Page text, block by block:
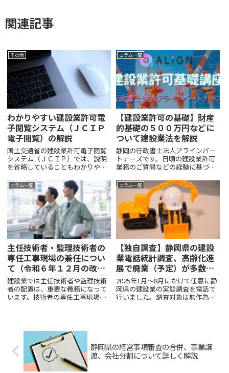
関連記事
その他
わかりやすい建設業許可電
子閲覧システム（ＪＣＩＰ
電子閲覧）の解説
国土交通省の建設業許可電子閲覧
システム（ＪＣＩＰ）では、説明
を省略していることもわかりやす
ステムは、建設業許可の電子申請
するだけでなくて、閲覧もできま
す。閲覧目的は、建設業者の施工
能力、施工実績、経営内容など
で...
コラム一覧
【建設業許可の基礎】財産
的基礎の５００万円などに
ついて建設業法を解説
静岡の行政書士法人アラインパー
トナーズです。日頃の建設業許可
業務のご質問などの経験に基づい
たい建設業許可の基礎知識を信頼
性が高く権威のある静岡県の手引
きを基に、アラインパートナーズ
の日常業務経験のノウハウを加
え...
コラム一覧
主任技術者・監理技術者の
専任工事現場の兼任につい
て（令和６年１２月の改
正）
建設業では主任技術者や監理技術
者の配置は、重要な義務になって
います。技術者の専任工事現場に
て、詳しくわかりやすく解説しま
す。お願い！：恐れ入りますが、
お...
コラム一覧
【独自調査】静岡県の建設
業電話統計調査、高齢化進
展で廃業（予定）が多数
に！
2025年1月～8月にかけて任意に静
岡県の建設業の実態調査を電話で
行いました。調査対象は無作為に
静岡県の経営事項審査の合併、事業譲
渡、会社分割について詳しく解説